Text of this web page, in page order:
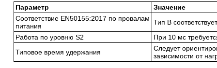
Параметр
Значение
Соответствие EN50155:2017 по провалам
питания
Тип B
Работа по уровню S2
При 10 мс
Типовое время удержания
Следует
зависимости от